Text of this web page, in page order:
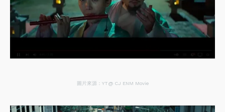
圖片來源：YT@ CJ ENM Movie